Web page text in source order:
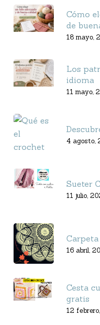
Cómo
de
18 mayo,
Los
idioma
11 mayo,
4 agosto,
Sueter
11 julio,
16 abril,
Cesta
gratis
12